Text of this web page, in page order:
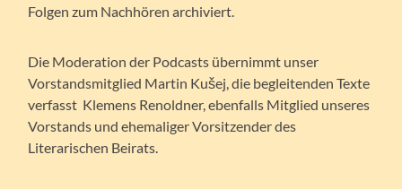
Folgen zum Nachhören archiviert.
Die Moderation der Podcasts übernimmt unser
Vorstandsmitglied Martin Kušej, die begleitenden Texte
verfasst Klemens Renoldner, ebenfalls Mitglied unseres
Vorstands und ehemaliger Vorsitzender des
Literarischen Beirats.